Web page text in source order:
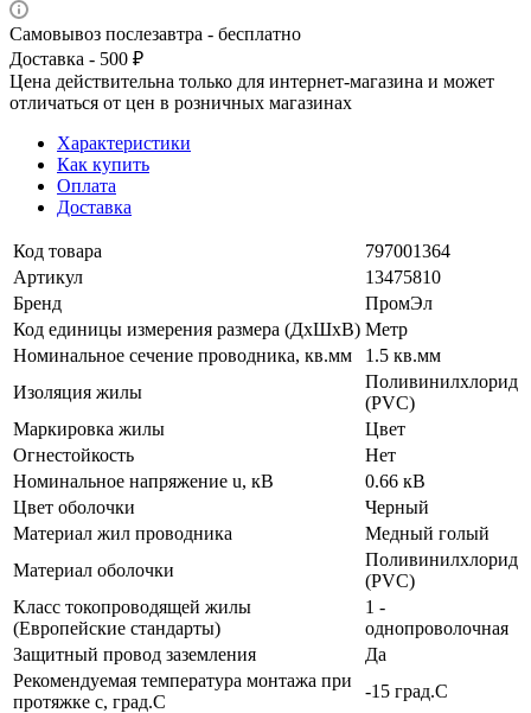
Самовывоз послезавтра - бесплатно
Доставка - 500 ₽
Цена действительна только для интернет-магазина и может
отличаться от цен в розничных магазинах
Характеристики
Как купить
Оплата
Доставка
Код товара
797001364
Артикул
13475810
Бренд
ПромЭл
Код единицы измерения размера (ДхШхВ) Метр
Номинальное сечение проводника, кв.мм
1.5 кв.мм
Изоляция жилы
Поливинилхлорид
(PVC)
Маркировка жилы
Цвет
Огнестойкость
Нет
Номинальное напряжение u, кВ
0.66 кВ
Цвет оболочки
Черный
Материал жил проводника
Медный голый
Материал оболочки
Поливинилхлорид
(PVC)
Класс токопроводящей жилы
(Европейские стандарты)
1 -
однопроволочная
Защитный провод заземления
Да
Рекомендуемая температура монтажа при
протяжке с, град.C
-15 град.C